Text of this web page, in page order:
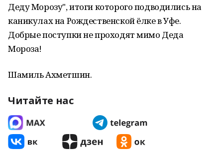
Деду Морозу", итоги которого подводились на
каникулах на Рождественской ёлке в Уфе.
Добрые поступки не проходят мимо Деда
Мороза!
Шамиль Ахметшин.
Читайте нас